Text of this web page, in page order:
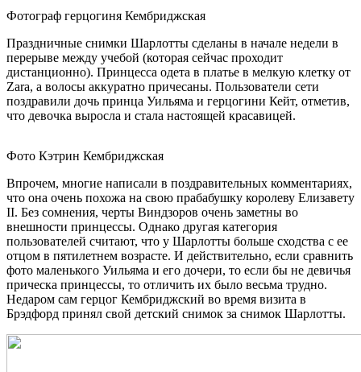
Фотограф герцогиня Кембриджская
Праздничные снимки Шарлотты сделаны в начале недели в
перерыве между учебой (которая сейчас проходит
дистанционно). Принцесса одета в платье в мелкую клетку от
Zara, а волосы аккуратно причесаны. Пользователи сети
поздравили дочь принца Уильяма и герцогини Кейт, отметив,
что девочка выросла и стала настоящей красавицей.
Фото Кэтрин Кембриджская
Впрочем, многие написали в поздравительных комментариях,
что она очень похожа на свою прабабушку королеву Елизавету
II. Без сомнения, черты Виндзоров очень заметны во
внешности принцессы. Однако другая категория
пользователей считают, что у Шарлотты больше сходства с ее
отцом в пятилетнем возрасте. И действительно, если сравнить
фото маленького Уильяма и его дочери, то если бы не девичья
прическа принцессы, то отличить их было весьма трудно.
Недаром сам герцог Кембриджский во время визита в
Брэдфорд принял свой детский снимок за снимок Шарлотты.